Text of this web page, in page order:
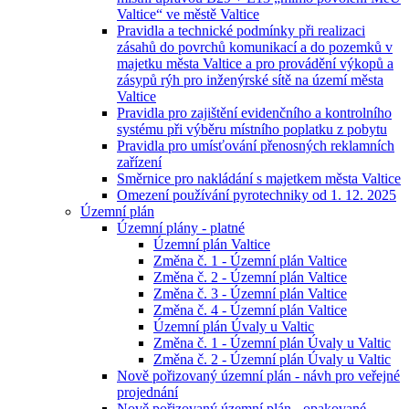
Valtice“ ve městě Valtice
Pravidla a technické podmínky při realizaci
zásahů do povrchů komunikací a do pozemků v
majetku města Valtice a pro provádění výkopů a
zásypů rýh pro inženýrské sítě na území města
Valtice
Pravidla pro zajištění evidenčního a kontrolního
systému při výběru místního poplatku z pobytu
Pravidla pro umísťování přenosných reklamních
zařízení
Směrnice pro nakládání s majetkem města Valtice
Omezení používání pyrotechniky od 1. 12. 2025
Územní plán
Územní plány - platné
Územní plán Valtice
Změna č. 1 - Územní plán Valtice
Změna č. 2 - Územní plán Valtice
Změna č. 3 - Územní plán Valtice
Změna č. 4 - Územní plán Valtice
Územní plán Úvaly u Valtic
Změna č. 1 - Územní plán Úvaly u Valtic
Změna č. 2 - Územní plán Úvaly u Valtic
Nově pořizovaný územní plán - návh pro veřejné
projednání